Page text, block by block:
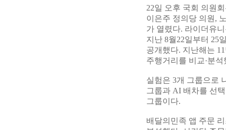
22일 오후 국회 의원
이은주 정의당 의원,
가 열렸다. 라이더유
지난 8월22일부터 25
공개했다. 지난해는
주행거리를 비교·분
실험은 3개 그룹으로
그룹과 AI 배차를 선
그룹이다.
배달의민족 앱 주문